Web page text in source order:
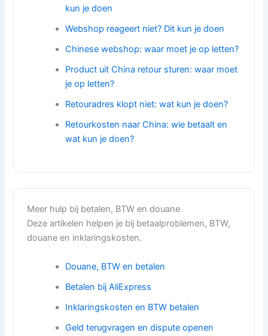
kun je doen
Webshop reageert niet? Dit kun je doen
Chinese webshop: waar moet je op letten?
Product uit China retour sturen: waar moet
je op letten?
Retouradres klopt niet: wat kun je doen?
Retourkosten naar China: wie betaalt en
wat kun je doen?
Meer hulp bij betalen, BTW en douane
Deze artikelen helpen je bij betaalproblemen, BTW,
douane en inklaringskosten.
Douane, BTW en betalen
Betalen bij AliExpress
Inklaringskosten en BTW betalen
Geld terugvragen en dispute openen